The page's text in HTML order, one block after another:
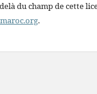
du champ de cette
.